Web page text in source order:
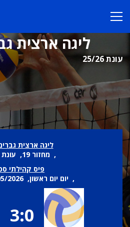
ליגה ארצית
עונת 25/26
ליגה ארצית
, מחזור 19, עונת 25/26
פיס קהילתי
, יום יום ראשון, 10/05/2026, 20:00
3:0